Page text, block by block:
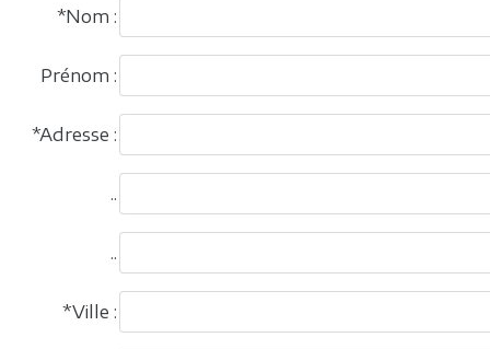
*Nom :
Prénom :
*Adresse :
..
..
*Ville :